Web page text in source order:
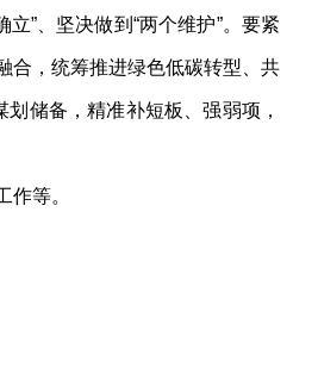
”、坚决做到“两个维护”。要紧
合，统筹推进绿色低碳转型、共
储备，精准补短板、强弱项，
等。